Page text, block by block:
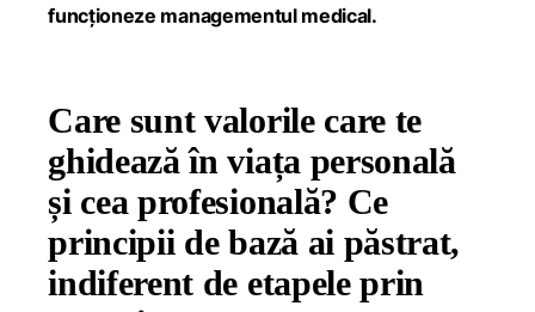
funcționeze managementul medical.
Care sunt valorile care te
ghidează în viața personală
și cea profesională? Ce
principii de bază ai păstrat,
indiferent de etapele prin